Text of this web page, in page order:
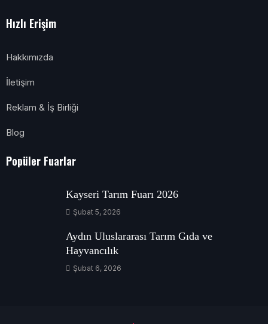
Hızlı Erişim
Hakkımızda
İletişim
Reklam & İş Birliği
Blog
Popüler Fuarlar
Kayseri Tarım Fuarı 2026
Şubat 5, 2026
Aydın Uluslararası Tarım Gıda ve
Hayvancılık
Şubat 6, 2026